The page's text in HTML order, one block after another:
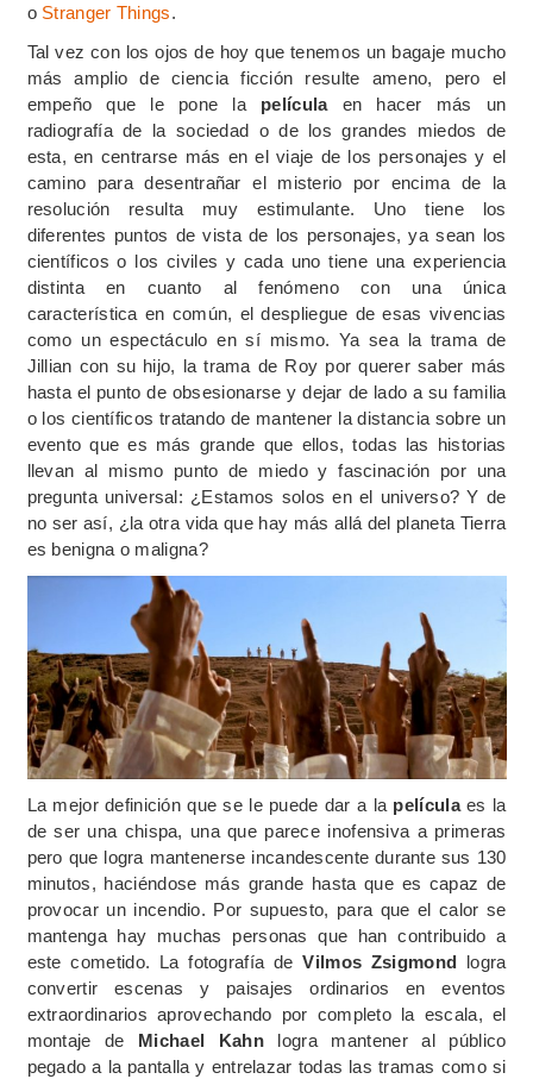
o Stranger Things.
Tal vez con los ojos de hoy que tenemos un bagaje mucho
más amplio de ciencia ficción resulte ameno, pero el
empeño que le pone la películaen hacer más un
radiografía de la sociedad o de los grandes miedos de
esta, en centrarse más en el viaje de los personajes y el
camino para desentrañar el misterio por encima de la
resolución resulta muy estimulante. Uno tiene los
diferentes puntos de vista de los personajes, ya sean los
científicos o los civiles y cada uno tiene una experiencia
distinta en cuanto al fenómeno con una única
característica en común, el despliegue de esas vivencias
como un espectáculo en sí mismo. Ya sea la trama de
Jillian con su hijo, la trama de Roy por querer saber más
hasta el punto de obsesionarse y dejar de lado a su familia
o los científicos tratando de mantener la distancia sobre un
evento que es más grande que ellos, todas las historias
llevan al mismo punto de miedo y fascinación por una
pregunta universal: ¿Estamos solos en el universo? Y de
no ser así, ¿la otra vida que hay más allá del planeta Tierra
es benigna o maligna?
La mejor definición que se le puede dar a la películaes la
de ser una chispa, una que parece inofensiva a primeras
pero que logra mantenerse incandescente durante sus 130
minutos, haciéndose más grande hasta que es capaz de
provocar un incendio. Por supuesto, para que el calor se
mantenga hay muchas personas que han contribuido a
este cometido. La fotografía deVilmos Zsigmond logra
convertir escenas y paisajes ordinarios en eventos
extraordinarios aprovechando por completo la escala, el
montaje de Michael Kahnlogra mantener al público
pegado a la pantalla y entrelazar todas las tramas como si